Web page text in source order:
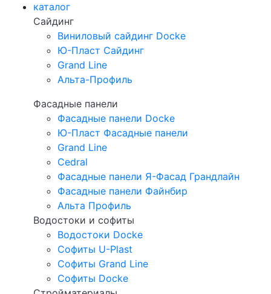
каталог
Сайдинг
Виниловый сайдинг Docke
Ю-Пласт Сайдинг
Grand Line
Альта-Профиль
Фасадные панели
Фасадные панели Docke
Ю-Пласт Фасадные панели
Grand Line
Cedral
Фасадные панели Я-Фасад Грандлайн
Фасадные панели Файнбир
Альта Профиль
Водостоки и софиты
Водостоки Docke
Софиты U-Plast
Софиты Grand Line
Софиты Docke